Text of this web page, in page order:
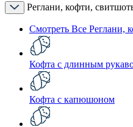
Реглани, кофти,
Смотреть Все Реглани,
Кофта с длинным
Кофта с капюшоном